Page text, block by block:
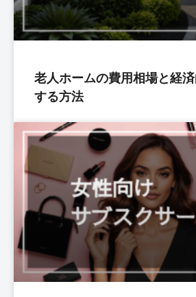
老人ホームの費用相場と経
する方法